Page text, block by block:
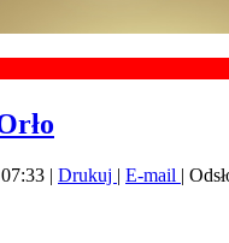
| Drukuj | E-mail |